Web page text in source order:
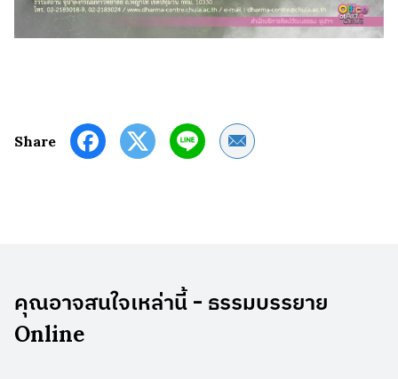
Share Share by Email
คุณอาจสนใจเหล่านี้ - ธรรมบรรยาย
Online